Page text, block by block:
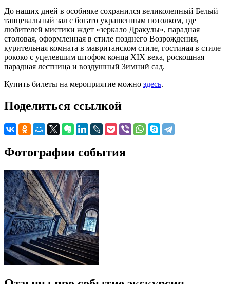
До наших дней в особняке сохранился великолепный Белый
танцевальный зал с богато украшенным потолком, где
любителей мистики ждет «зеркало Дракулы», парадная
столовая, оформленная в стиле позднего Возрождения,
курительная комната в мавританском стиле, гостиная в стиле
рококо с уцелевшим штофом конца XIX века, роскошная
парадная лестница и воздушный Зимний сад.
Купить билеты на мероприятие можно здесь.
Поделиться ссылкой
Фотографии события